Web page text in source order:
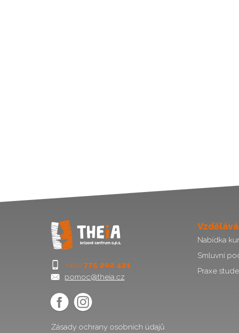
+420 775 202 421
pomoc@theia.cz
Zásady ochrany osobních údajů
Nabídka
Smluvní
Praxe